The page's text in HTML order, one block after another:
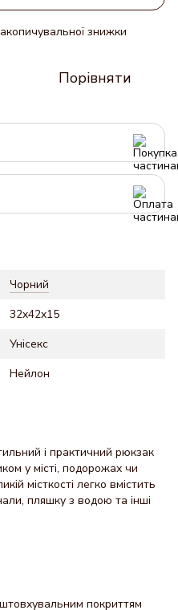
знижки
Порівняти
Чорний
32x42x15
Унісекс
Нейлон
і практичний рюкзак
у місті, подорожах чи
місткості легко вмістить
пляшку з водою та інші
покриттям